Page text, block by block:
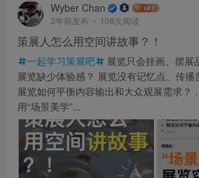
Wyber Chan
2年前发布 108次阅读
策展人怎么用空间讲故事？！
一起学习策展吧
展览只会挂画、摆展
展览缺少体验感？ 展览没有记忆点、传播
展览如何平衡内容输出和大众观展需求？
用“场景美学”...